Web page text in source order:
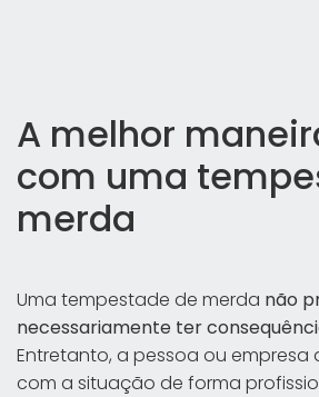
A melhor
com uma
merda
Uma tempestade de merda não
necessariamente ter
Entretanto, a pessoa ou
com a situação de forma